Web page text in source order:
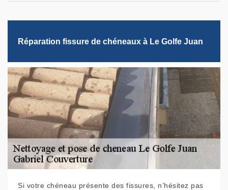
Réparation fissure de chéneaux à Le Golfe Juan
Si votre chéneau présente des fissures, n’hésitez pas